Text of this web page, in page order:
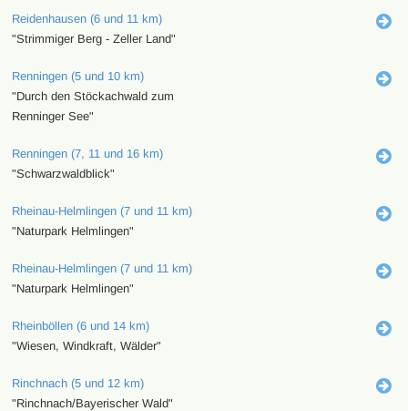
Reidenhausen (6 und 11 km)
"Strimmiger Berg - Zeller Land"
Renningen (5 und 10 km)
"Durch den Stöckachwald zum
Renninger See"
Renningen (7, 11 und 16 km)
"Schwarzwaldblick"
Rheinau-Helmlingen (7 und 11 km)
"Naturpark Helmlingen"
Rheinau-Helmlingen (7 und 11 km)
"Naturpark Helmlingen"
Rheinböllen (6 und 14 km)
"Wiesen, Windkraft, Wälder"
Rinchnach (5 und 12 km)
"Rinchnach/Bayerischer Wald"